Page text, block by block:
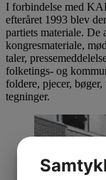
I forbindelse med
efteråret 1993 blev
partiets materiale. De
kongresmateriale,
taler,
folketings- og
foldere, pjecer,
tegninger.